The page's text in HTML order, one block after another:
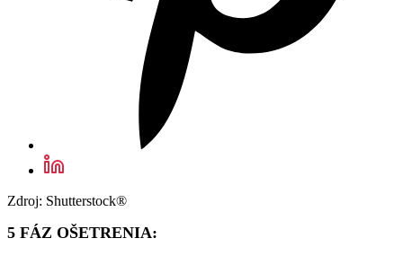
Zdroj: Shutterstock®
5 FÁZ OŠETRENIA: